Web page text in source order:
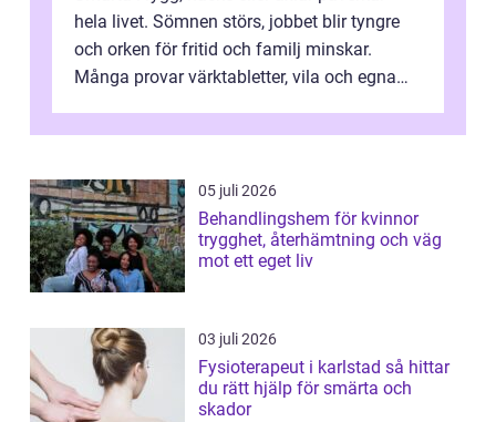
hela livet. Sömnen störs, jobbet blir tyngre
och orken för fritid och familj minskar.
Många provar värktabletter, vila och egna
05 juli 2026
Behandlingshem för kvinnor
trygghet, återhämtning och väg
mot ett eget liv
03 juli 2026
Fysioterapeut i karlstad så hittar
du rätt hjälp för smärta och
skador